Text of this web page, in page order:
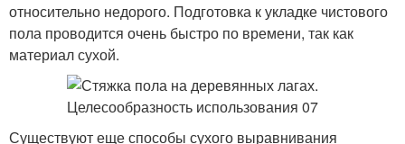
относительно недорого. Подготовка к укладке чистового
пола проводится очень быстро по времени, так как
материал сухой.
Существуют еще способы сухого выравнивания